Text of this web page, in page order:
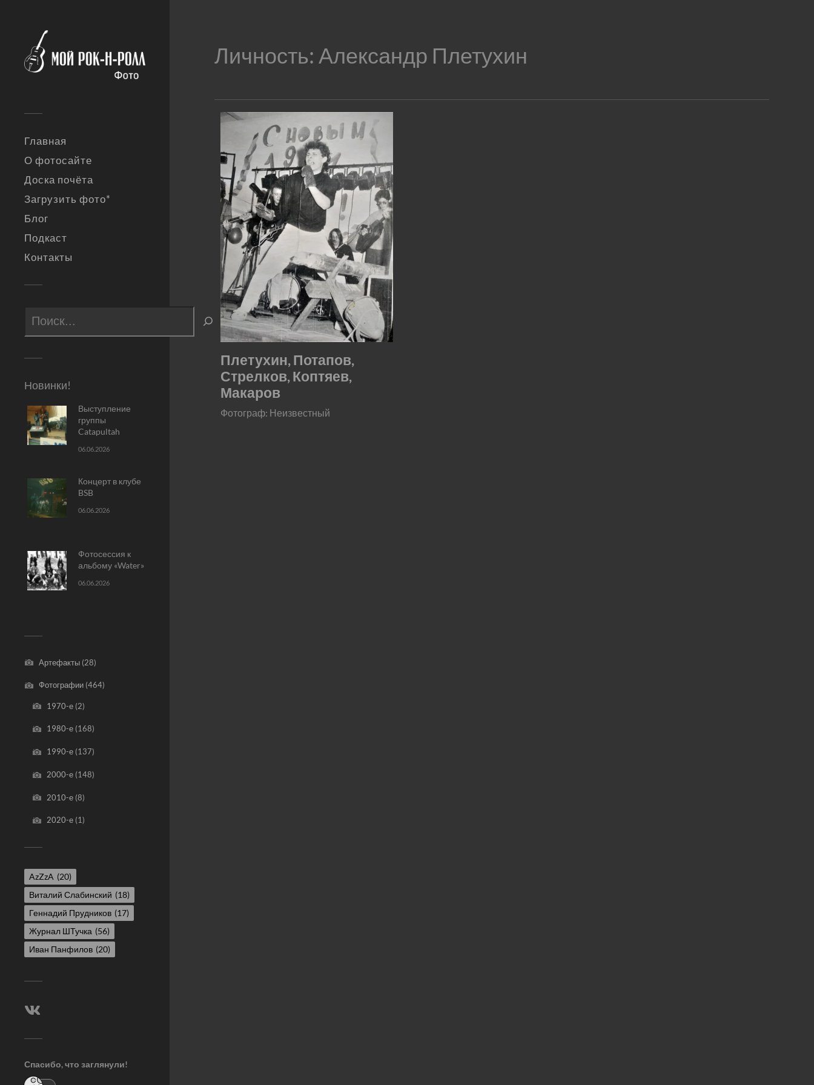
Главная
О фотосайте
Доска почёта
Загрузить фото*
Блог
Подкаст
Контакты
Новинки!
Выступление
группы
Catapultah
06.06.2026
Концерт в клубе
BSB
06.06.2026
Фотосессия к
альбому «Water»
06.06.2026
Артефакты (28)
Фотографии (464)
1970-е(2)
1980-е(168)
1990-е(137)
2000-е(148)
2010-е(8)
2020-е(1)
AzZzA (20)
Виталий Слабинский (18)
Геннадий Прудников (17)
Журнал ШТучка (56)
Иван Панфилов (20)
Спасибо, что заглянули!
Личность:Александр Плетухин
Плетухин, Потапов,
Стрелков, Коптяев,
Макаров
Фотограф: Неизвестный